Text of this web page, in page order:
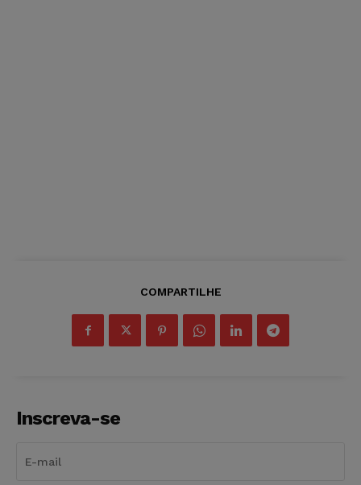
COMPARTILHE
Inscreva-se